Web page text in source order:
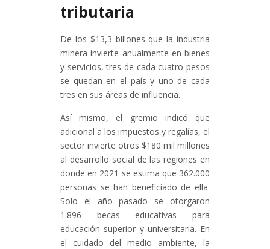
tributaria
De los $13,3 billones que la industria
minera invierte anualmente en bienes
y servicios, tres de cada cuatro pesos
se quedan en el país y uno de cada
tres en sus áreas de influencia.
Así mismo, el gremio indicó que
adicional a los impuestos y regalías, el
sector invierte otros $180 mil millones
al desarrollo social de las regiones en
donde en 2021 se estima que 362.000
personas se han beneficiado de ella.
Solo el año pasado se otorgaron
1.896 becas educativas para
educación superior y universitaria. En
el cuidado del medio ambiente, la